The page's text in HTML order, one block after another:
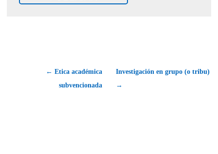
← Etica académica
subvencionada
Investigación en grupo (o tribu)
→